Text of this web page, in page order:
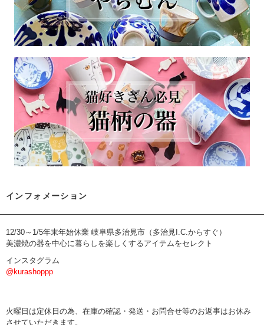
インフォメーション
12/30～1/5年末年始休業 岐阜県多治見市（多治見I.C.からすぐ）
美濃焼の器を中心に暮らしを楽しくするアイテムをセレクト
インスタグラム
@kurashoppp
火曜日は定休日の為、在庫の確認・発送・お問合せ等のお返事はお休み
させていただきます。